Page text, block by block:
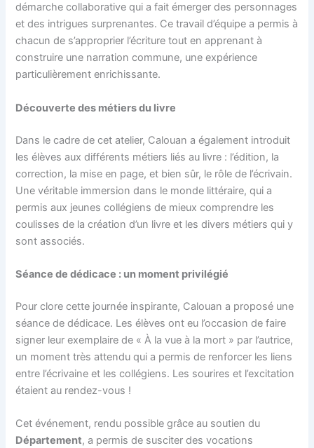
démarche collaborative qui a fait émerger des personnages
et des intrigues surprenantes. Ce travail d’équipe a permis à
chacun de s’approprier l’écriture tout en apprenant à
construire une narration commune, une expérience
particulièrement enrichissante.
Découverte des métiers du livre
Dans le cadre de cet atelier, Calouan a également introduit
les élèves aux différents métiers liés au livre : l’édition, la
correction, la mise en page, et bien sûr, le rôle de l’écrivain.
Une véritable immersion dans le monde littéraire, qui a
permis aux jeunes collégiens de mieux comprendre les
coulisses de la création d’un livre et les divers métiers qui y
sont associés.
Séance de dédicace : un moment privilégié
Pour clore cette journée inspirante, Calouan a proposé une
séance de dédicace. Les élèves ont eu l’occasion de faire
signer leur exemplaire de « À la vue à la mort » par l’autrice,
un moment très attendu qui a permis de renforcer les liens
entre l’écrivaine et les collégiens. Les sourires et l’excitation
étaient au rendez-vous !
Cet événement, rendu possible grâce au soutien du
Département, a permis de susciter des vocations